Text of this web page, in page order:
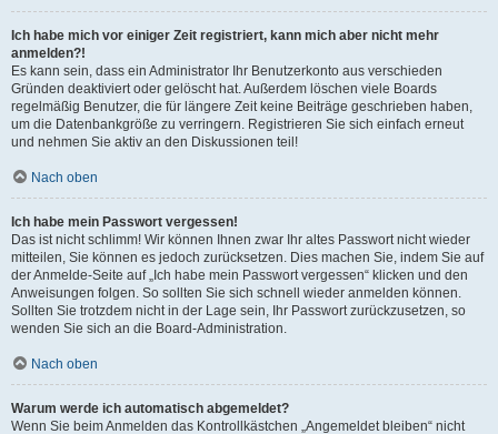
Ich habe mich vor einiger Zeit registriert, kann mich aber nicht mehr
anmelden?!
Es kann sein, dass ein Administrator Ihr Benutzerkonto aus verschieden
Gründen deaktiviert oder gelöscht hat. Außerdem löschen viele Boards
regelmäßig Benutzer, die für längere Zeit keine Beiträge geschrieben haben,
um die Datenbankgröße zu verringern. Registrieren Sie sich einfach erneut
und nehmen Sie aktiv an den Diskussionen teil!
Nach oben
Ich habe mein Passwort vergessen!
Das ist nicht schlimm! Wir können Ihnen zwar Ihr altes Passwort nicht wieder
mitteilen, Sie können es jedoch zurücksetzen. Dies machen Sie, indem Sie auf
der Anmelde-Seite auf „Ich habe mein Passwort vergessen“ klicken und den
Anweisungen folgen. So sollten Sie sich schnell wieder anmelden können.
Sollten Sie trotzdem nicht in der Lage sein, Ihr Passwort zurückzusetzen, so
wenden Sie sich an die Board-Administration.
Nach oben
Warum werde ich automatisch abgemeldet?
Wenn Sie beim Anmelden das Kontrollkästchen „Angemeldet bleiben“ nicht